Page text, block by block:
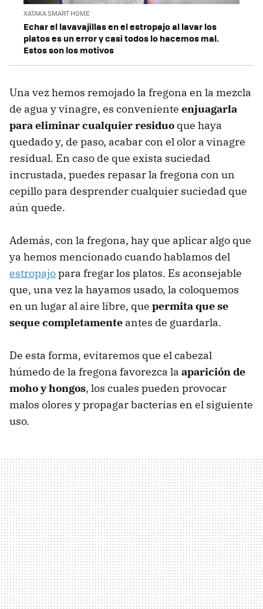
XATAKA SMART HOME
Echar el lavavajillas en el estropajo al lavar los
platos es un error y casi todos lo hacemos mal.
Estos son los motivos
Una vez hemos remojado la fregona en la mezcla
de agua y vinagre, es conveniente enjuagarla
para eliminar cualquier residuo que haya
quedado y, de paso, acabar con el olor a vinagre
residual. En caso de que exista suciedad
incrustada, puedes repasar la fregona con un
cepillo para desprender cualquier suciedad que
aún quede.
Además, con la fregona, hay que aplicar algo que
ya hemos mencionado cuando hablamos del
estropajopara fregar los platos. Es aconsejable
que, una vez la hayamos usado, la coloquemos
en un lugar al aire libre, que permita que se
seque completamente antes de guardarla.
De esta forma, evitaremos que el cabezal
húmedo de la fregona favorezca la aparición de
moho y hongos, los cuales pueden provocar
malos olores y propagar bacterias en el siguiente
uso.